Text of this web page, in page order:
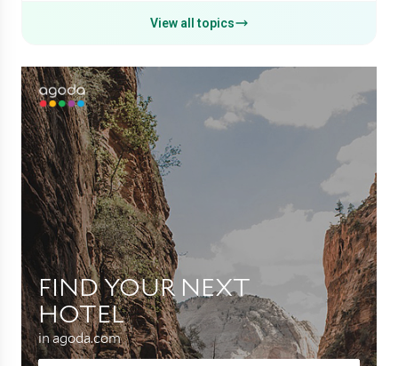
View all topics